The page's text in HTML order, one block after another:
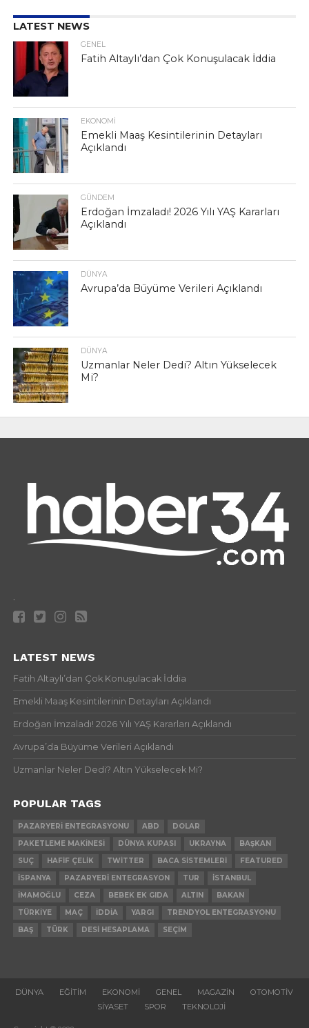
LATEST NEWS
GENEL
Fatih Altaylı’dan Çok Konuşulacak İddia
EKONOMI
Emekli Maaş Kesintilerinin Detayları
Açıklandı
GÜNDEM
Erdoğan İmzaladı! 2026 Yılı YAŞ Kararları
Açıklandı
DÜNYA
Avrupa’da Büyüme Verileri Açıklandı
DÜNYA
Uzmanlar Neler Dedi? Altın Yükselecek
Mi?
.
LATEST NEWS
Fatih Altaylı’dan Çok Konuşulacak İddia
Emekli Maaş Kesintilerinin Detayları Açıklandı
Erdoğan İmzaladı! 2026 Yılı YAŞ Kararları Açıklandı
Avrupa’da Büyüme Verileri Açıklandı
Uzmanlar Neler Dedi? Altın Yükselecek Mi?
POPULAR TAGS
PAZARYERI ENTEGRASYONU ABD
DOLAR
PAKETLEME MAKINESI
DÜNYA KUPASI UKRAYNA
BAŞKAN
SUÇ
HAFIF ÇELIK TWITTER BACA SISTEMLERI
FEATURED
İSPANYA
PAZARYERI ENTEGRASYON TUR
İSTANBUL
İMAMOĞLU
CEZA BEBEK EK GIDA ALTIN
BAKAN
TÜRKIYE
MAÇ İDDIA YARGI
TRENDYOL ENTEGRASYONU
BAŞ
TÜRK DESI HESAPLAMA SEÇIM
DÜNYA EĞITIM EKONOMI GENEL MAGAZIN
OTOMOTIV
SIYASET
SPOR TEKNOLOJI